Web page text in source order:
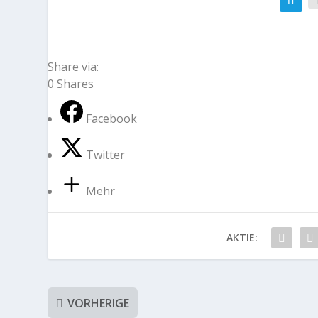
Share via:
0 Shares
Facebook
Twitter
Mehr
AKTIE:
VORHERIGE